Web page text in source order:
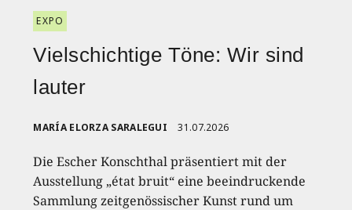
EXPO
Vielschichtige Töne: Wir sind
lauter
MARÍA ELORZA SARALEGUI 31.07.2026
Die Escher Konschthal präsentiert mit der
Ausstellung „état bruit“ eine beeindruckende
Sammlung zeitgenössischer Kunst rund um